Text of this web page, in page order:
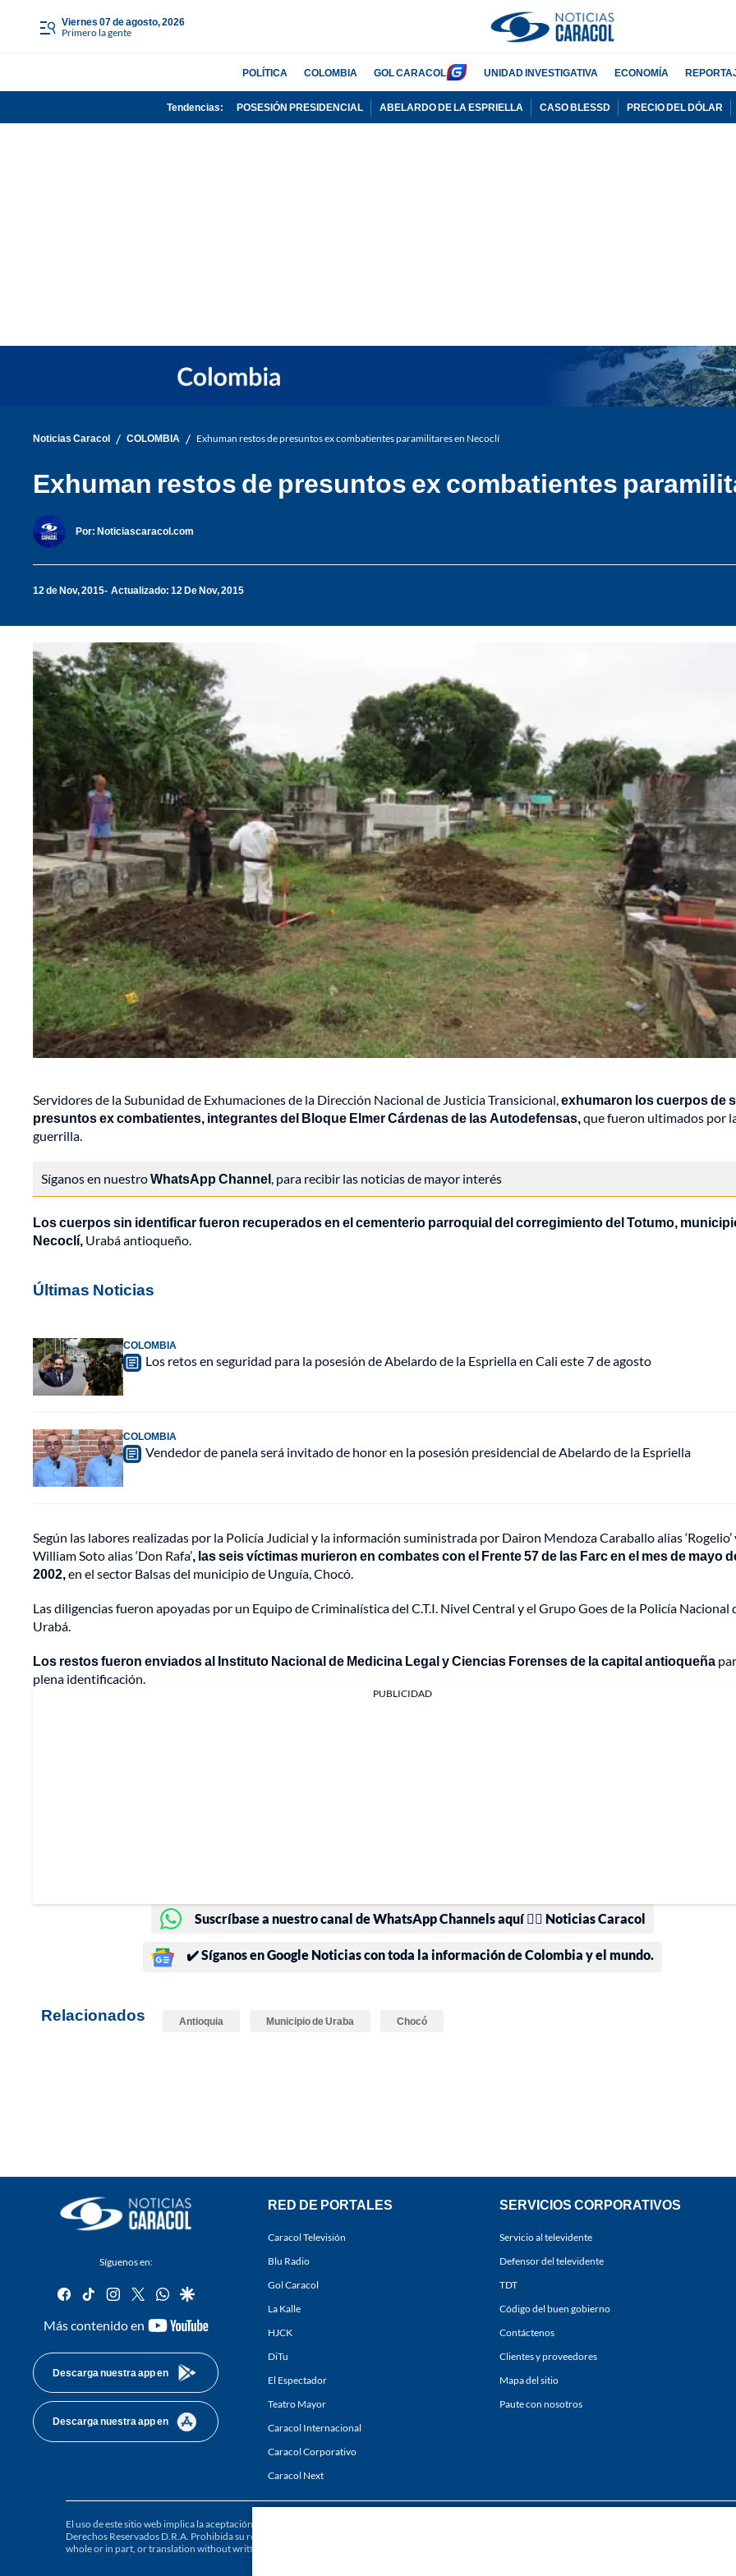
viernes 07 de agosto, 2026
Primero la gente
POLÍTICA COLOMBIA GOL CARACOL UNIDAD INVESTIGATIVA ECONOMÍA
Tendencias: POSESIÓN PRESIDENCIAL ABELARDO DE LA ESPRIELLA CASO BLESSD PRECIO DEL DÓLAR
Noticias Caracol / COLOMBIA / Exhuman restos de presuntos ex combatientes paramilitares en Necoclí
Exhuman restos de presuntos ex combatientes
Por: Noticiascaracol.com
12 de Nov, 2015 Actualizado: 12 De Nov, 2015
Servidores de la Subunidad de Exhumaciones de la Dirección Nacional de Justicia Transicional,exhumaron los cuerpos de
presuntos ex combatientes, integrantes del Bloque Elmer Cárdenas de las Autodefensas,que fueron ultimados por
guerrilla.
Síganos en nuestroWhatsApp Channel, para recibir las noticias de mayor interés
Los cuerpos sin identificar fueron recuperados en el cementerio parroquial del corregimiento del Totumo,
Necoclí, Urabá antioqueño.
Últimas Noticias
COLOMBIA
Los retos en seguridad para la posesión de Abelardo de la Espriella en Cali este 7 de agosto
COLOMBIA
Vendedor de panela será invitado de honor en la posesión presidencial de Abelardo de la Espriella
Según las labores realizadas por la Policía Judicial y la información suministrada por Dairon Mendoza Caraballo alias ‘Rogelio’
William Soto alias ‘Don Rafa’, las seis víctimas murieron en combates con el Frente 57 de las Farc en el mes de mayo
2002,en el sector Balsas del municipio de Unguía, Chocó.
Las diligencias fueron apoyadas por un Equipo de Criminalística del C.T.I. Nivel Central y el Grupo Goes de la Policía Nacional
Urabá.
Los restos fueron enviados al Instituto Nacional de Medicina Legal y Ciencias Forenses de la capital antioqueña
plena identificación.
PUBLICIDAD
Suscríbase a nuestro canal de WhatsApp Channels aquí 👉🏻 Noticias Caracol
✔️ Síganos en Google Noticias con toda la información de Colombia y el mundo.
Relacionados Antioquia Municipio de Uraba Chocó
Síguenos en:
facebook
tiktok instagram
twitterwhatsapp
google
Más contenido en
youtube-
Descarga nuestra app en
Descarga nuestra app en
RED DE PORTALES
Caracol Televisión
Blu Radio
Gol Caracol
La Kalle
HJCK
DiTu
El Espectador
Teatro Mayor
Caracol Internacional
Caracol Corporativo
Caracol Next
SERVICIOS CORPORATIVOS
Servicio al televidente
Defensor del televidente
TDT
Código del buen gobierno
Contáctenos
Clientes y proveedores
Mapa del sitio
Paute con nosotros
El uso de este sitio web implica la aceptación de los
Derechos Reservados D.R.A. Prohibida su reproducción total o parcial, así como su traducción a cualquier idioma sin autorización escrita de su titular.
whole or in part, or translation without written permission is prohibited. All rights reserved 2025.